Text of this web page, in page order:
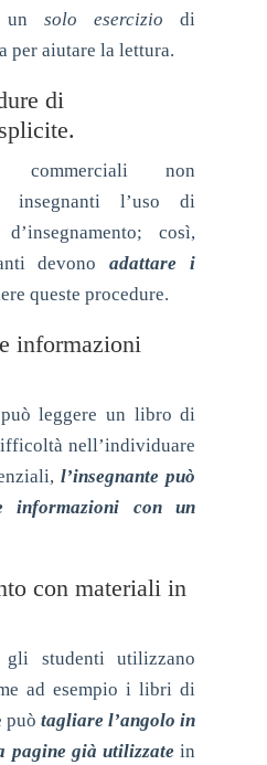
solo esercizio di
per aiutare la lettura.
di
commerciali non
insegnanti l’uso di
così,
devonoadattare i
queste procedure.
informazioni
può leggere un libro di
nell’individuare
l’insegnante può
informazioni con un
con materiali in
studenti utilizzano
ad esempio i libri di
puòtagliare l’angolo in
pagine già utilizzate in